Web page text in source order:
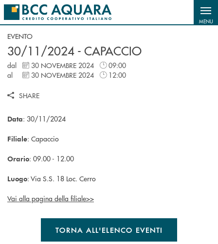
Salta al contenuto principale
MENU
EVENTO
30/11/2024 - CAPACCIO
dal 30 NOVEMBRE 2024
09:00
al
30 NOVEMBRE 2024 12:00
SHARE
Data: 30/11/2024
Filiale: Capaccio
Orario: 09.00 - 12.00
Luogo: Via S.S. 18 Loc. Cerro
Vai alla pagina della filiale>>
TORNA ALL'ELENCO EVENTI